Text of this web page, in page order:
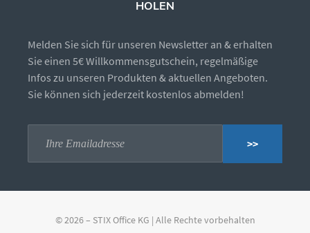
HOLEN
Melden Sie sich für unseren Newsletter an & erhalten
Sie einen 5€ Willkommensgutschein, regelmäßige
Infos zu unseren Produkten & aktuellen Angeboten.
Sie können sich jederzeit kostenlos abmelden!
>>
© 2026 – STIX Office KG | Alle Rechte vorbehalten